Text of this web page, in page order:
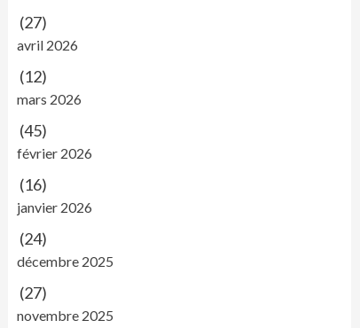
(27)
avril 2026
(12)
mars 2026
(45)
février 2026
(16)
janvier 2026
(24)
décembre 2025
(27)
novembre 2025